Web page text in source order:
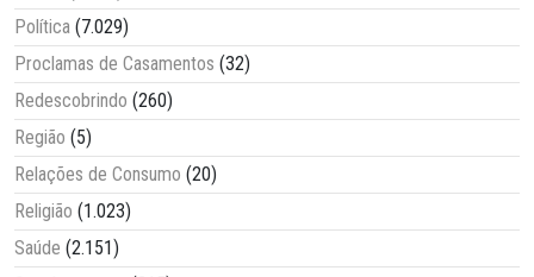
Política (7.029)
Proclamas de Casamentos (32)
Redescobrindo (260)
Região (5)
Relações de Consumo (20)
Religião (1.023)
Saúde (2.151)